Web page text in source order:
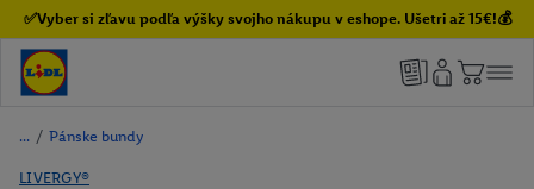
✅Vyber si zľavu podľa výšky svojho nákupu v eshope. Ušetri až 15€!💰
/ Pánske bundy
LIVERGY®